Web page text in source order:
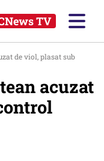
TV
de viol, plasat sub
acuzat